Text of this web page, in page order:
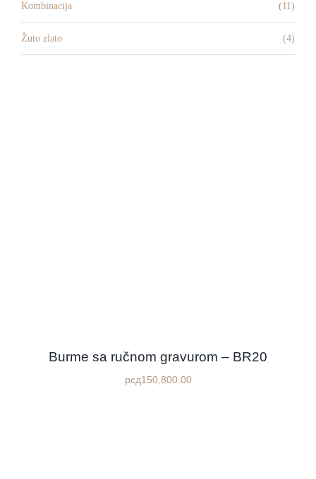
Kombinacija (11)
Žuto zlato (4)
Burme sa ručnom gravurom – BR20
рсд150,800.00